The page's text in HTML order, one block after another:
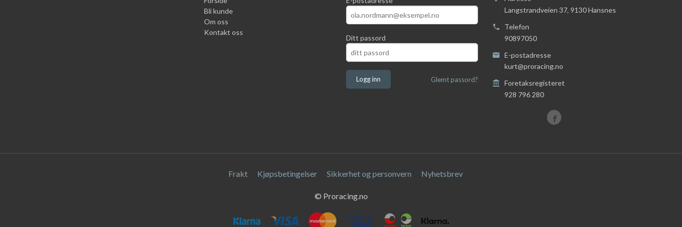
Bli kunde
Om oss
Kontakt oss
Ditt passord
Glemt passord?
Langstrandveien 37, 9130Hansnes
Telefon
90897050
E-postadresse
kurt@proracing.no
Foretaksregisteret
928 796 280
Frakt Kjøpsbetingelser Sikkerhet og personvern Nyhetsbrev
© Proracing.no